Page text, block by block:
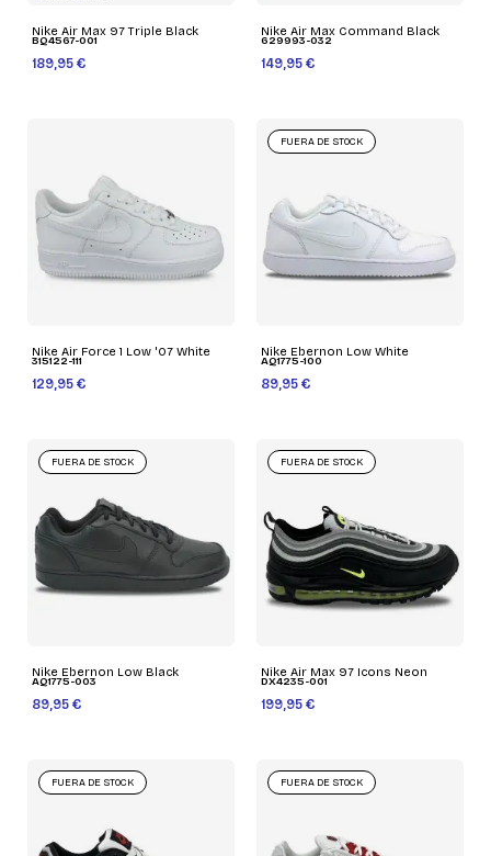
Nike Air Max 97 Triple Black
BQ4567-001
189,95 €
Nike Air Max Command Black
629993-032
149,95 €
Nike Air Force 1 Low '07 White
315122-111
129,95 €
Nike Ebernon Low White
AQ1775-100
89,95 €
FUERA DE STOCK
Nike Ebernon Low Black
AQ1775-003
89,95 €
FUERA DE STOCK
Nike Air Max 97 Icons Neon
DX4235-001
199,95 €
FUERA DE STOCK
FUERA DE STOCK FUERA DE STOCK